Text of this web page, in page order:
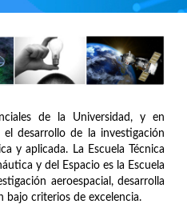
de la Universidad, y en
desarrollo de la investigación
y aplicada. La Escuela Técnica
y del Espacio es la Escuela
aeroespacial, desarrolla
bajo criterios de excelencia.